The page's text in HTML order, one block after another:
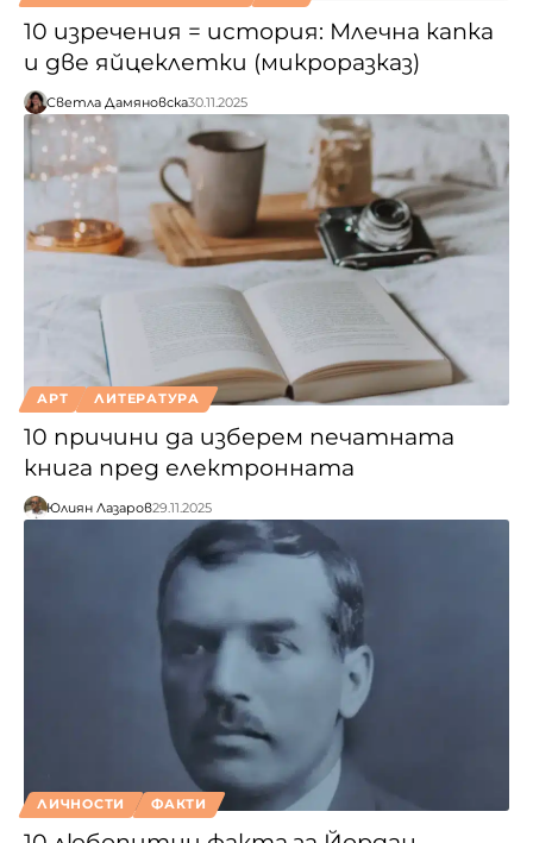
10 изречения = история: Млечна капка
и две яйцеклетки (микроразказ)
Светла Дамяновска30.11.2025
АРТ ЛИТЕРАТУРА
10 причини да изберем печатната
книга пред електронната
Юлиян Лазаров29.11.2025
ЛИЧНОСТИ ФАКТИ